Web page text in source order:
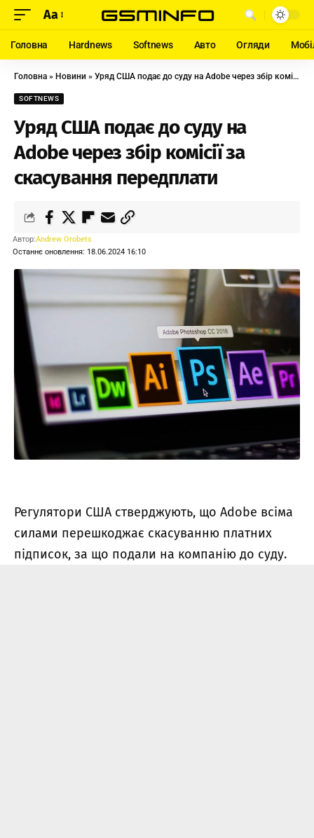
Aa
Головна Hardnews Softnews Авто Огляди
Головна » Новини » Уряд США подає до суду на Adobe через збір комісії за скасування передплати
SOFTNEWS
Уряд США подає до суду на
Adobe через збір комісії за
скасування передплати
Останнє оновлення: 18.06.2024 16:10
Автор:Andrew Orobets
Регулятори США стверджують, що Adobe всіма
силами перешкоджає скасуванню платних
підписок, за що подали на компанію до суду.